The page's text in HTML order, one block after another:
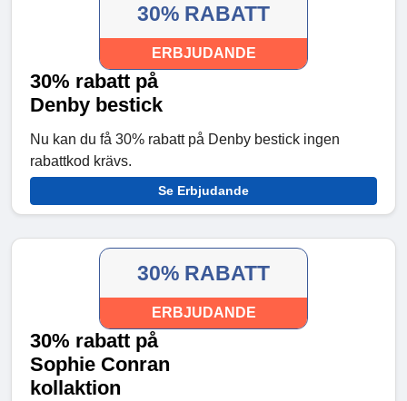
30% RABATT
ERBJUDANDE
30% rabatt på
Denby bestick
Nu kan du få 30% rabatt på Denby bestick ingen
rabattkod krävs.
Se Erbjudande
30% RABATT
ERBJUDANDE
30% rabatt på
Sophie Conran
kollaktion